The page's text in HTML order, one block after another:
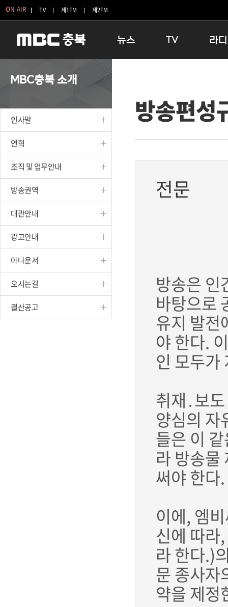
ON-AIR TV 제1FM 제2FM
뉴스
보은
옥천
TV
테마기행 길
전국시대
TV 속 정보
종영프로그램
라
우리 고
라디오특
MBC충북 소개
인사말
연혁
조직 및 업무안내
방송권역
대관안내
광고안내
아나운서
오시는길
결산공고
방송편성
전문
방송은 인
바탕으로
유지 발전
야 한다.
인 모두가
취재․보
양심의 자
들은 이
라 방송물
써야 한다.
이에, 엠
신에 따라
라 한다.)
문 종사자
약을 제정